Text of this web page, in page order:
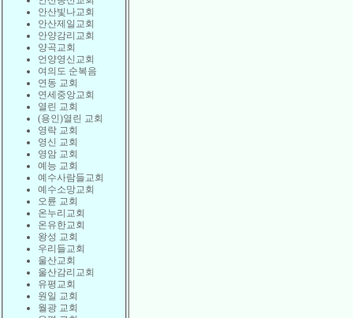
안산빛나교회
안산제일교회
안양감리교회
양곡교회
언양영신교회
여의도 순복음
연동 교회
연세중앙교회
열린 교회
(용인)열린 교회
영락 교회
영신 교회
영암 교회
예능 교회
예수사람들교회
예수소망교회
오륜 교회
온누리교회
온유한교회
왕성 교회
우리들교회
울산교회
울산감리교회
유평교회
원일 교회
월광 교회